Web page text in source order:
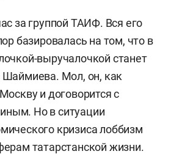
за группой ТАИФ. Вся его
базировалась на том, что в
выручалочкой станет
Шаймиева. Мол, он, как
и договорится с
Но в ситуации
кризиса лоббизм
татарстанской жизни.